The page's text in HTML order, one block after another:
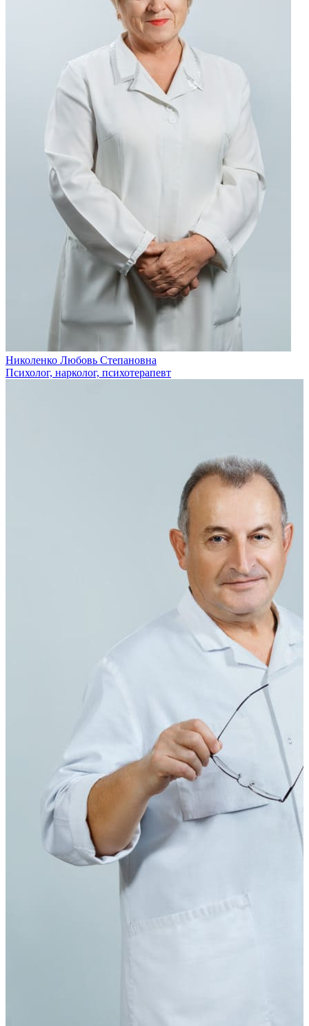
Николенко Любовь Степановна
Психолог, нарколог, психотерапевт